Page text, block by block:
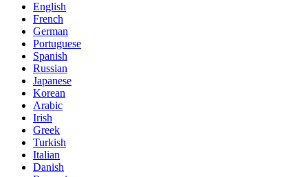
English
French
German
Portuguese
Spanish
Russian
Japanese
Korean
Arabic
Irish
Greek
Turkish
Italian
Danish